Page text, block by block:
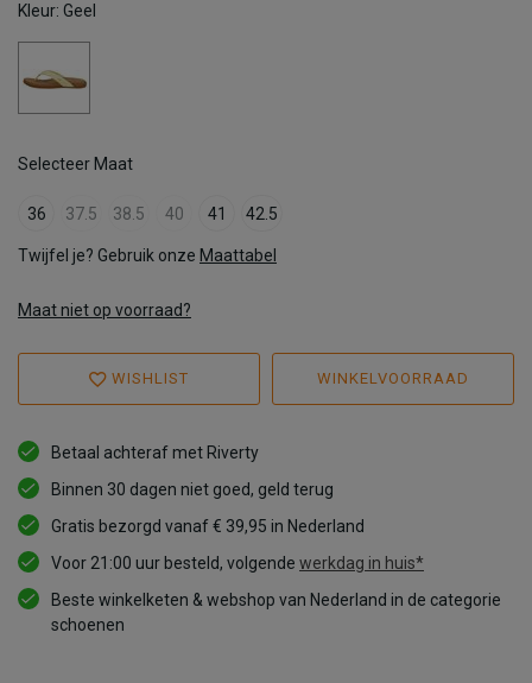
Kleur: Geel
Selecteer Maat
36 37.5 38.5 40 41 42.5
Twijfel je? Gebruik onze Maattabel
Maat niet op voorraad?
WISHLIST WINKELVOORRAAD
Betaal achteraf met Riverty
Binnen 30 dagen niet goed, geld terug
Gratis bezorgd vanaf € 39,95 in Nederland
Voor 21:00 uur besteld, volgende werkdag in huis*
Beste winkelketen & webshop van Nederland in de categorie
schoenen